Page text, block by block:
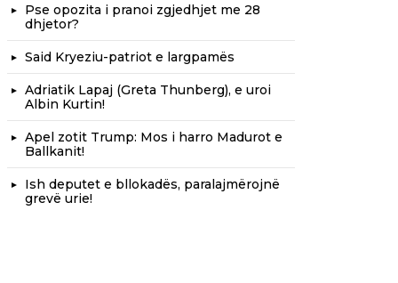
Pse opozita i pranoi zgjedhjet me 28
dhjetor?
Said Kryeziu-patriot e largpamës
Adriatik Lapaj (Greta Thunberg), e uroi
Albin Kurtin!
Apel zotit Trump: Mos i harro Madurot e
Ballkanit!
Ish deputet e bllokadës, paralajmërojnë
grevë urie!